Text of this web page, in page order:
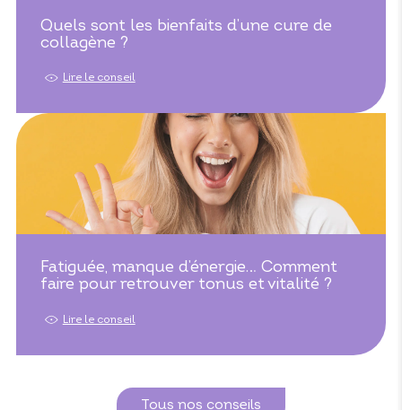
Quels sont les bienfaits d’une cure de
collagène ?
Lire le conseil
Fatiguée, manque d’énergie… Comment
faire pour retrouver tonus et vitalité ?
Lire le conseil
Tous nos conseils